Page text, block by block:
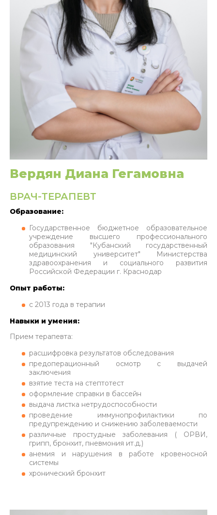
Вердян Диана Гегамовна
ВРАЧ-ТЕРАПЕВТ
Образование:
Государственное бюджетное образовательное
учреждение высшего профессионального
образования "Кубанский государственный
медицинский университет" Министерства
здравоохранения и социального развития
Российской Федерации г. Краснодар
Опыт работы:
с 2013 года в терапии
Навыки и умения:
Прием терапевта:
расшифровка результатов обследования
предоперационный осмотр с выдачей
заключения
взятие теста на стептотест
оформление справки в бассейн
выдача листка нетрудоспособности
проведение иммунопрофилактики по
предупреждению и снижению заболеваемости
различные простудные заболевания ( ОРВИ,
грипп, бронхит, пневмония ит.д.)
анемия и нарушения в работе кровеносной
системы
хронический бронхит